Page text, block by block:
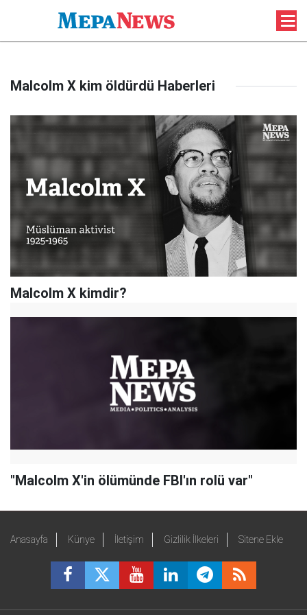
Malcolm X kim öldürdü Haberleri
Malcolm X kimdir?
"Malcolm X'in ölümünde FBI'ın rolü var"
Anasayfa Künye İletişim Gizlilik İlkeleri Sitene Ekle